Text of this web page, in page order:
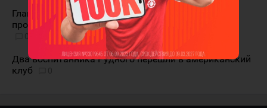
Главный тренер "Йорктаун Эдмиралс"
прокомментировал подписание Никиты Бабичева
Два воспитанника Рудного перешли в американский
клуб